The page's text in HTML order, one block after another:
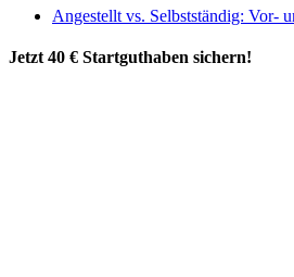
Angestellt vs. Selbstständig: Vor-
Jetzt 40 € Startguthaben sichern!